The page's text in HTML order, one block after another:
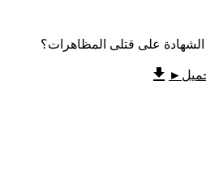
على قتلى المظاهرات؟
►